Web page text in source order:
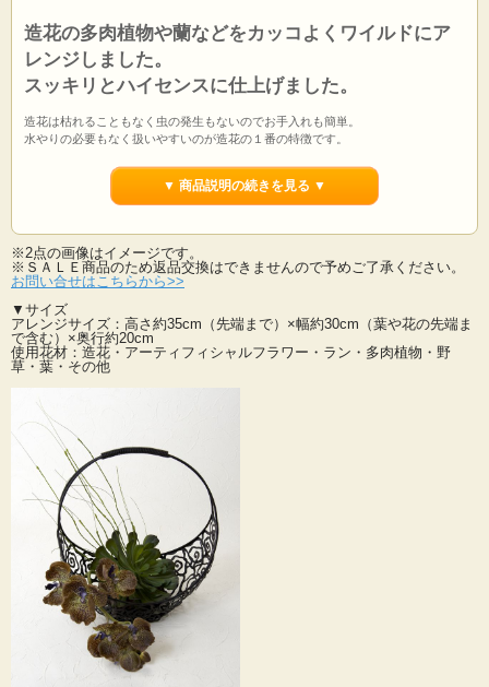
造花の多肉植物や蘭などをカッコよくワイルドにア
レンジしました。
スッキリとハイセンスに仕上げました。
造花は枯れることもなく虫の発生もないのでお手入れも簡単。
水やりの必要もなく扱いやすいのが造花の１番の特徴です。
和室洋室どちらでも素敵に飾れます。ありそうで、探すとなかなかないタイプの
ナチュラルアレンジです。 キッチンや洗面所、お手洗いなどにセンス良く、さり
自然で清潔感があります。
造花のインテリアグリーンでお部屋をモダンで素敵な癒しの空間に・・・。
ます。
贈り物にも喜ばれることとおもいます。
飾りやすいサイズも魅力です。
オリジナル制作の１点ものです！
ナチュラルグリーン系のアレンジメントを見る>>
▼ 商品説明の続きを見る ▼
※2点の画像はイメージです。
※ＳＡＬＥ商品のため返品交換はできませんので予めご了承ください。
お問い合せはこちらから>>
▼サイズ
アレンジサイズ：高さ約35cm（先端まで）×幅約30cm（葉や花の先端ま
で含む）×奥行約20cm
使用花材：造花・アーティフィシャルフラワー・ラン・多肉植物・野
草・葉・その他